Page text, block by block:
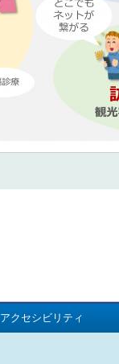
アクセシビリティ